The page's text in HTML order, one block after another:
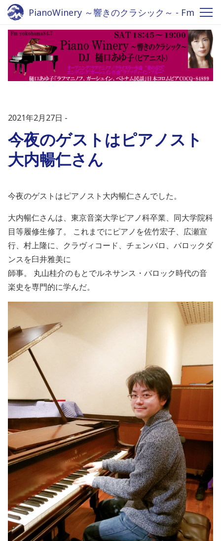
PianoWinery ～響きのクラシック～ - Fm
yokohama 84.7
2021年2月27日
今夜のゲストはピアノスト
大内暢仁さん
今夜のゲストはピアノスト大内暢仁さんでした。
大内暢仁さんは、東京音楽大学ピアノ科卒業、同大学院科
目等履修生修了。 これまでにピアノを佐竹宏子、広瀬宣
行、村上隆に、クラヴィコード、チェンバロ、バロックダ
ンスを臼井雅美に
師事。 丸山桂介のもとでルネサンス・バロック時代の音
楽史を専門的に学んだ。